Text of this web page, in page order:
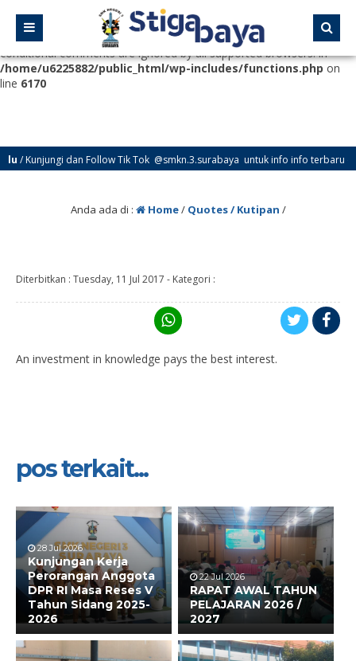
Deprecated
: Function WP_Dependencies->add_data() was called
with an argument that is
deprecated
since version 6.9.0! IE
conditional comments are ignored by all supported browsers. in
/home/u6225882/public_html/wp-includes/functions.php on
line 6170
Kunjungi dan Follow Tik Tok @smkn.3.surabaya untuk info info terbaru dari
Anda ada di : Home/ Quotes / Kutipan /
Diterbitkan : Tuesday, 11 Jul 2017 - Kategori :
An investment in knowledge pays the best interest.
pos terkait...
28 Jul 2026
Kunjungan Kerja
Perorangan Anggota
DPR RI Masa Reses V
Tahun Sidang 2025-
2026
22 Jul 2026
RAPAT AWAL TAHUN
PELAJARAN 2026 /
2027